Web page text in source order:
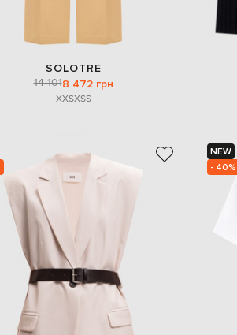
SOLOTRE
14 1018 472 грн
XXSXSS
NEW
- 40%